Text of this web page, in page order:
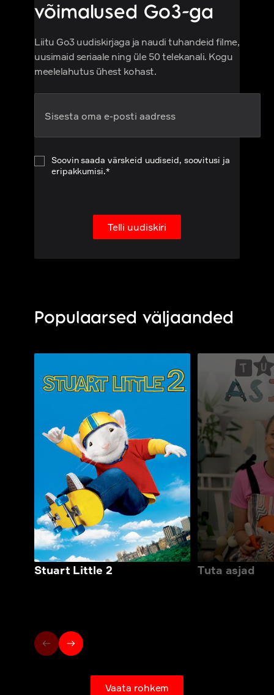
võimalused Go3-ga
Liitu Go3 uudiskirjaga ja naudi tuhandeid filme,
uusimaid seriaale ning üle 50 telekanali. Kogu
meelelahutus ühest kohast.
Soovin saada värskeid uudiseid, soovitusi ja
eripakkumisi.*
Telli uudiskiri
Populaarsed väljaanded
Stuart Little 2 Tuta asjad
Vaata rohkem